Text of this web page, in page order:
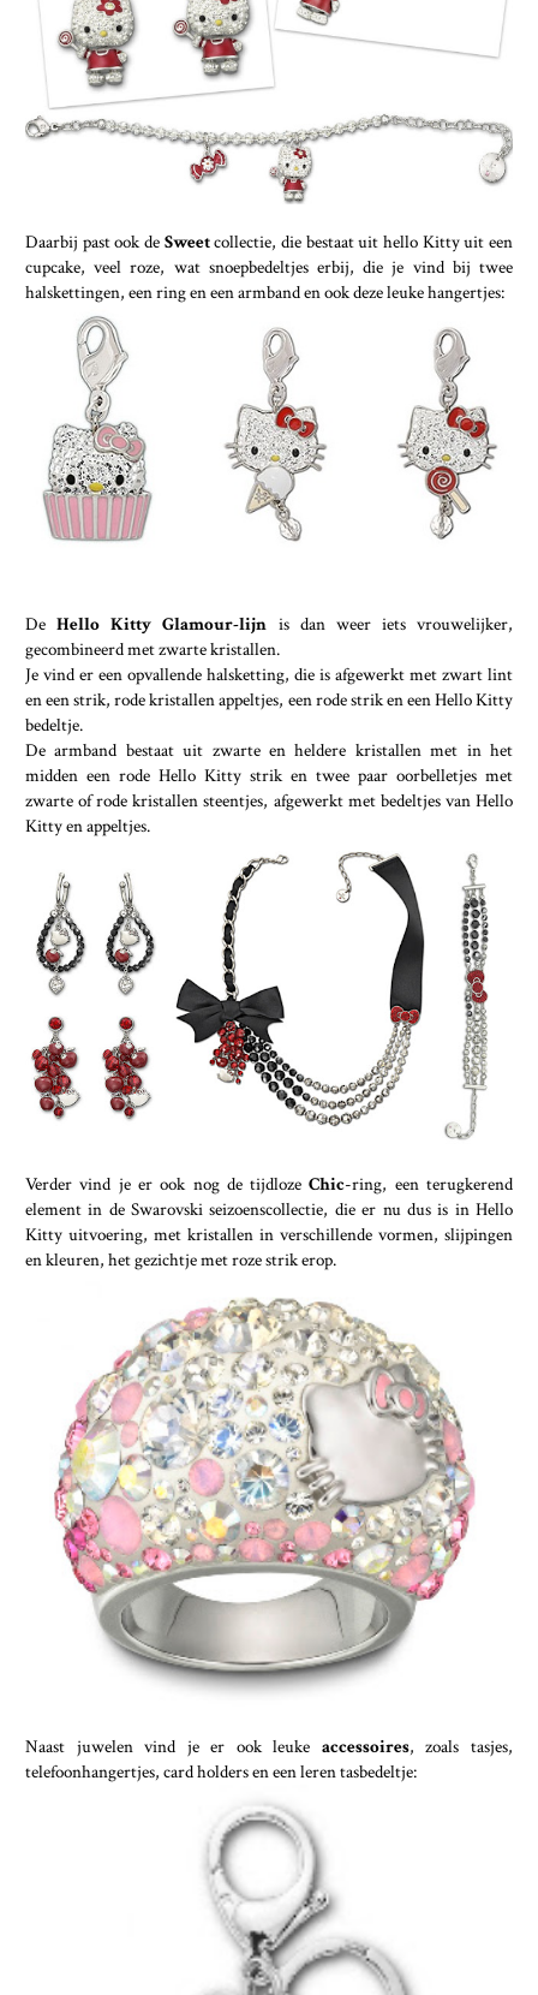
Daarbij past ook de Sweetcollectie, die bestaat uit hello Kitty uit een
cupcake, veel roze, wat snoepbedeltjes erbij, die je vind bij twee
halskettingen, een ring en een armband en ook deze leuke hangertjes:
DeHello Kitty Glamour-lijn is dan weer iets vrouwelijker,
gecombineerd met zwarte kristallen.
Je vind er een opvallende halsketting, die is afgewerkt met zwart lint
en een strik, rode kristallen appeltjes, een rode strik en een Hello Kitty
bedeltje.
De armband bestaat uit zwarte en heldere kristallen met in het
midden een rode Hello Kitty strik en twee paar oorbelletjes met
zwarte of rode kristallen steentjes, afgewerkt met bedeltjes van Hello
Kitty en appeltjes.
Verder vind je er ook nog de tijdlozeChic-ring, een terugkerend
element in de Swarovski seizoenscollectie, die er nu dus is in Hello
Kitty uitvoering, met kristallen in verschillende vormen, slijpingen
en kleuren, het gezichtje met roze strik erop.
Naast juwelen vind je er ook leuke accessoires, zoals tasjes,
telefoonhangertjes, card holders en een leren tasbedeltje: